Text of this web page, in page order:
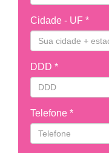
Cidade - UF *
DDD *
Telefone *